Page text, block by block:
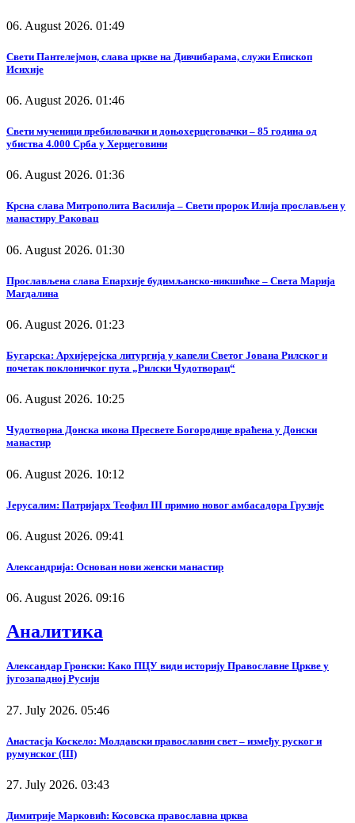
06. August 2026. 01:49
Свети Пантелејмон, слава цркве на Дивчибарама, служи Епископ
Исихије
06. August 2026. 01:46
Свети мученици пребиловачки и доњохерцеговачки – 85 година од
убиства 4.000 Срба у Херцеговини
06. August 2026. 01:36
Крсна слава Митрополита Василија – Свети пророк Илија прослављен у
манастиру Раковац
06. August 2026. 01:30
Прослављена слава Епархије будимљанско-никшићке – Света Марија
Магдалина
06. August 2026. 01:23
Бугарска: Архијерејска литургија у капели Светог Јована Рилског и
почетак поклоничког пута „Рилски Чудотворац“
06. August 2026. 10:25
Чудотворна Донска икона Пресвете Богородице враћена у Донски
манастир
06. August 2026. 10:12
Јерусалим: Патријарх Теофил III примио новог амбасадора Грузије
06. August 2026. 09:41
Александрија: Основан нови женски манастир
06. August 2026. 09:16
Аналитика
Александар Гронски: Како ПЦУ види историју Православне Цркве у
југозападној Русији
27. July 2026. 05:46
Анастасја Коскело: Молдавски православни свет – између руског и
румунског (III)
27. July 2026. 03:43
Димитрије Марковић: Косовска православна црква